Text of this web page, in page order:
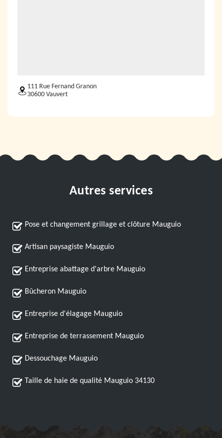
111 Rue Fernand Granon
30600 Vauvert
Autres services
Pose et changement grillage et clôture Mauguio
Artisan paysagiste Mauguio
Entreprise abattage d'arbre Mauguio
Bûcheron Mauguio
Entreprise d'élagage Mauguio
Entreprise de terrassement Mauguio
Dessouchage Mauguio
Taille de haie de qualité Mauguio 34130